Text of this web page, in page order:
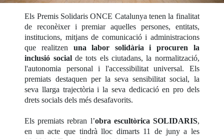
Els Premis Solidaris ONCE Catalunya tenen la finalitat
de reconèixer i premiar aquelles persones, entitats,
institucions, mitjans de comunicació i administracions
que realitzen una labor solidària i procuren la
inclusió socialde tots els ciutadans, la normalització,
l'autonomia personal i l'accessibilitat universal. Els
premiats destaquen per la seva sensibilitat social, la
seva llarga trajectòria i la seva dedicació en pro dels
drets socials dels més desafavorits.
Els premiats rebran l’obra escultòrica SOLIDARIS,
en un acte que tindrà lloc dimarts 11 de juny a les